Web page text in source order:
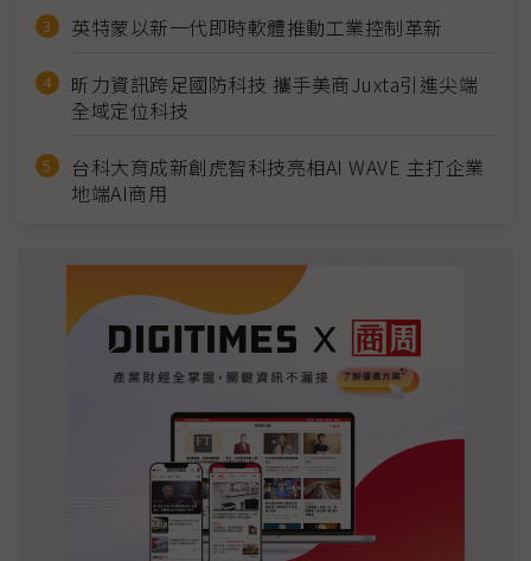
英特蒙以新一代即時軟體推動工業控制革新
昕力資訊跨足國防科技 攜手美商Juxta引進尖端
全域定位科技
台科大育成新創虎智科技亮相AI WAVE 主打企業
地端AI商用